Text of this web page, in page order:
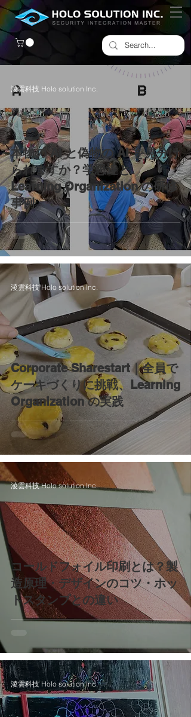
本物の AI と偽物の AI を見分け
られますか？学思達と
Learning Organization の研修
事例
淩雲科技 Holo solution Inc.
Corporate Sharestart｜全員で
ケーキづくりに挑戦、Learning
Organization の実践
淩雲科技 Holo solution Inc.
コールドフォイル印刷とは？製
造原理・デザインのコツ・ホッ
トスタンプとの違い
淩雲科技 Holo solution Inc.
淩雲科技 Holo solution Inc.